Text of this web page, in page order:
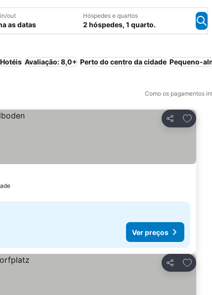
out
as datas
Hóspedes e quartos
2 hóspedes, 1 quarto.
Hotéis Avaliação: 8,0+ Perto do centro da cidade Pequeno-
Como os pagamentos
Partilhar
Ver preços
Partilhar